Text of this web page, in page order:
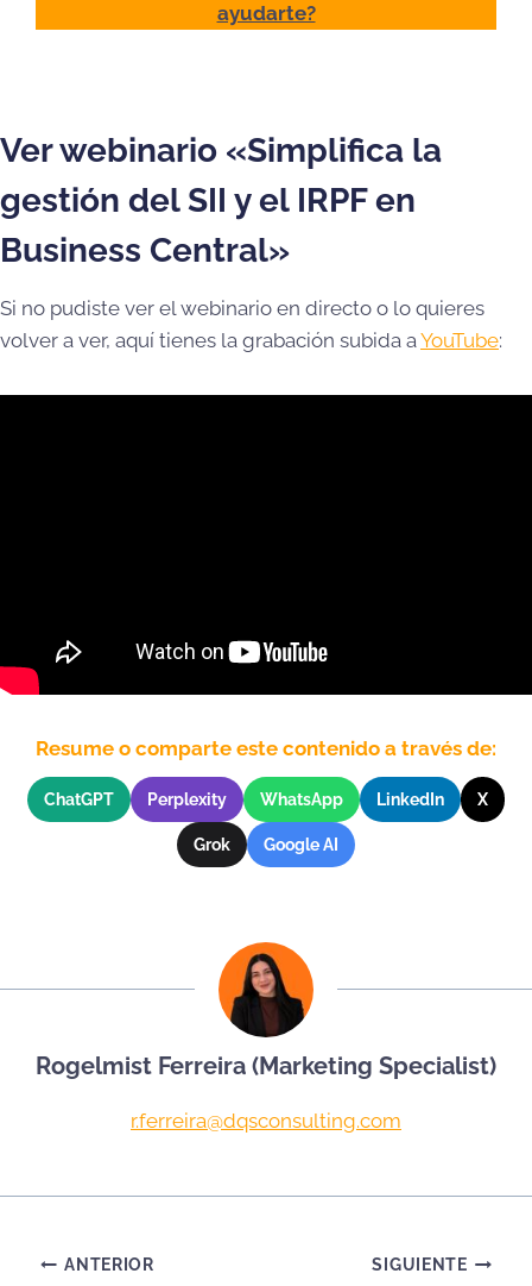
ayudarte?
Ver webinario «Simplifica la
gestión del SII y el IRPF en
Business Central»
Si no pudiste ver el webinario en directo o lo quieres
volver a ver, aquí tienes la grabación subida aYouTube:
Resume o comparte este contenido a través de:
ChatGPT Perplexity WhatsApp LinkedIn X
Grok Google AI
Rogelmist Ferreira (Marketing Specialist)
r.ferreira@dqsconsulting.com
Navegación
ANTERIOR SIGUIENTE